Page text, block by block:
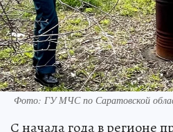
Фото: ГУ МЧС по Саратовской
С начала года в регионе